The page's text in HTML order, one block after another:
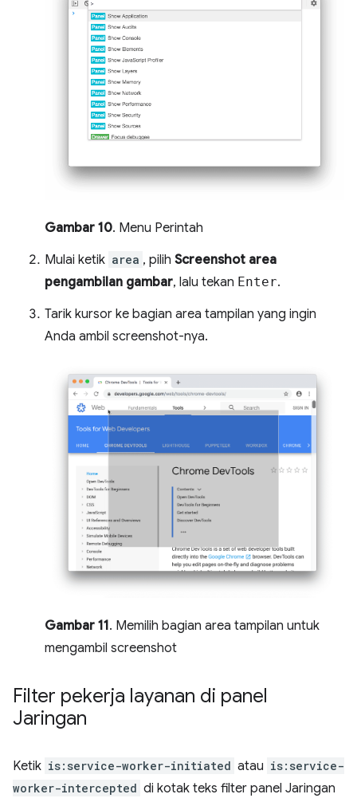
Gambar 10. Menu Perintah
Mulai ketik area , pilih Screenshot area
pengambilan gambar, lalu tekan Enter.
Tarik kursor ke bagian area tampilan yang ingin
Anda ambil screenshot-nya.
Gambar 11. Memilih bagian area tampilan untuk
mengambil screenshot
Filter pekerja layanan di panel
Jaringan
Ketik is:service-worker-initiated atau is:service-
worker-intercepted di kotak teks filter panel Jaringan